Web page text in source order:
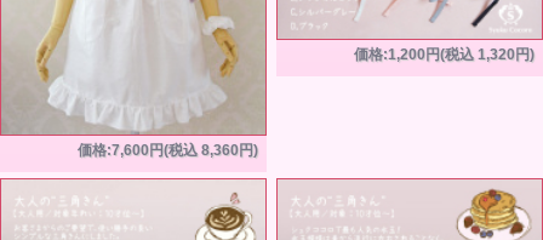
価格:7,600円(税込 8,360円)
価格:1,200円(税込 1,320円)